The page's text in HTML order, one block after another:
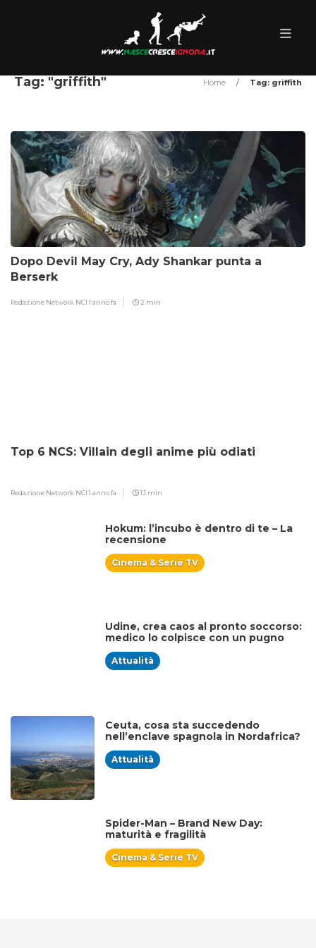
Tag: "griffith" Home / Tag: griffith
Dopo Devil May Cry, Ady Shankar punta a
Berserk
Redazione Network NCI1 anno fa 2 min
Top 6 NCS: Villain degli anime più odiati
Redazione Network NCI1 anno fa 13 min
Hokum: l’incubo è dentro di te – La
recensione
Cinema & Serie TV
Udine, crea caos al pronto soccorso:
medico lo colpisce con un pugno
Attualità
Ceuta, cosa sta succedendo
nell’enclave spagnola in Nordafrica?
Attualità
Spider-Man – Brand New Day:
maturità e fragilità
Cinema & Serie TV